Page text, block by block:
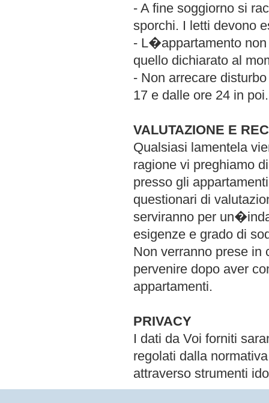
- A fine soggiorno si
sporchi. I letti devono
- L�appartamento
quello dichiarato al
- Non arrecare
17 e dalle ore 24 in poi.
VALUTAZIONE E
Qualsiasi lamentela
ragione vi preghiamo
presso gli
questionari di
serviranno per
esigenze e grado di
Non verranno prese in
pervenire dopo aver
appartamenti.
PRIVACY
I dati da Voi forniti
regolati dalla
attraverso strumenti